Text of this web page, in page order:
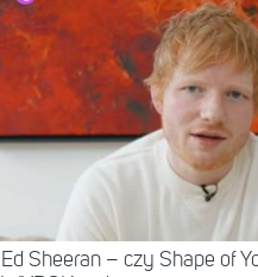
Ed Sheeran – czy Shape of